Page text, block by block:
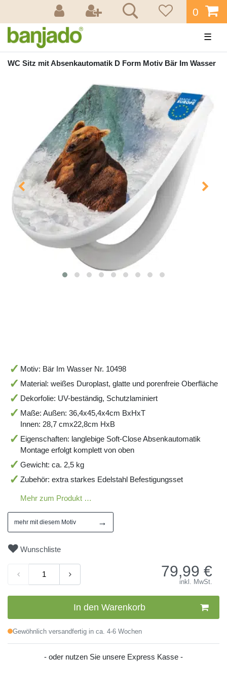
0
☰
WC Sitz mit Absenkautomatik D Form Motiv Bär Im Wasser
Motiv: Bär Im Wasser Nr. 10498
Material: weißes Duroplast, glatte und porenfreie Oberfläche
Dekorfolie: UV-beständig, Schutzlaminiert
Maße: Außen: 36,4x45,4x4cm BxHxT
Innen: 28,7 cmx22,8cm HxB
Eigenschaften: langlebige Soft-Close Absenkautomatik
Montage erfolgt komplett von oben
Gewicht: ca. 2,5 kg
Zubehör: extra starkes Edelstahl Befestigungsset
Mehr zum Produkt …
mehr mit diesem Motiv →
Wunschliste
79,99 €
inkl. MwSt.
In den Warenkorb
Gewöhnlich versandfertig in ca. 4-6 Wochen
- oder nutzen Sie unsere Express Kasse -